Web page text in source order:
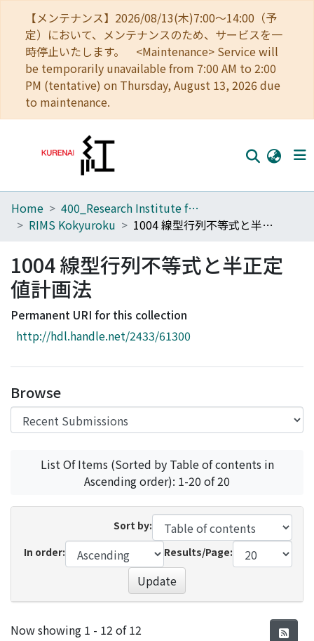
【メンテナンス】2026/08/13(木)7:00～14:00（予
定）において、メンテナンスのため、サービスを一
時停止いたします。 <Maintenance> Service will
be temporarily unavailable from 7:00 AM to 2:00
PM (tentative) on Thursday, August 13, 2026 due
to maintenance.
Home
Browse
Download Ranking
Access Statistics
Home
400_Research Institute for Mathematical Sciences
RIMS Kokyuroku
1004 線型行列不等式と半正定値計画法
1004 線型行列不等式と半正定
値計画法
Permanent URI for this collection
http://hdl.handle.net/2433/61300
Browse
List Of Items (Sorted by Table of contents in
Ascending order): 1-20 of 20
Sort by:
In order:
Results/Page:
Update
Recent Submissions
Now showing 1 - 12 of 12